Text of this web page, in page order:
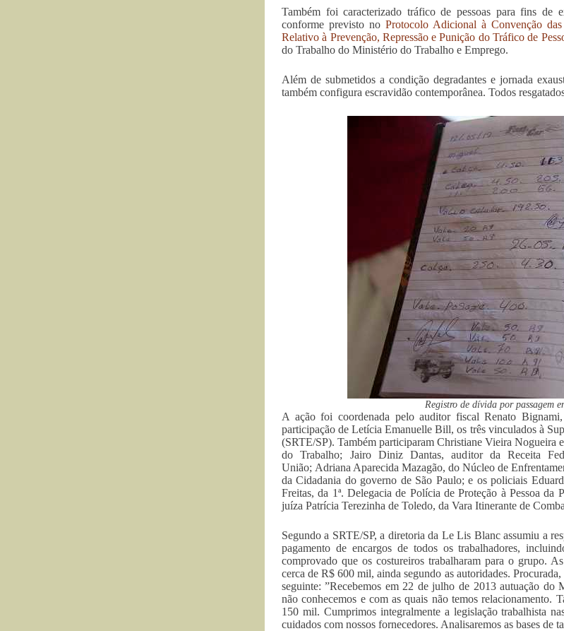
Também foi caracterizado tráfico de pessoas para fins de
conforme previsto noProtocolo Adicional à Convenção
Relativo à Prevenção, Repressão e Punição do Tráfico de
do Trabalho do Ministério do Trabalho e Emprego.
Além de submetidos a condição degradantes e jornada
também configura escravidão contemporânea. Todos
Registro de dívida por passagem
A ação foi coordenada pelo auditor fiscal Renato
participação de Letícia Emanuelle Bill, os três vinculados à
(SRTE/SP). Também participaram Christiane Vieira
do Trabalho; Jairo Diniz Dantas, auditor da Receita
União; Adriana Aparecida Mazagão, do Núcleo de
da Cidadania do governo de São Paulo; e os policiais
Freitas, da 1ª. Delegacia de Polícia de Proteção à Pessoa
juíza Patrícia Terezinha de Toledo, da Vara Itinerante de
Segundo a SRTE/SP, a diretoria da Le Lis Blanc assumiu a
pagamento de encargos de todos os trabalhadores,
comprovado que os costureiros trabalharam para o grupo.
cerca de R$ 600 mil, ainda segundo as autoridades.
seguinte: ”Recebemos em 22 de julho de 2013 autuação
não conhecemos e com as quais não temos
150 mil. Cumprimos integralmente a legislação trabalhista
cuidados com nossos fornecedores. Analisaremos as bases de